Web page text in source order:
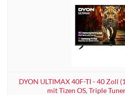
DYON ULTIMAX 40F-TI - 40 Zoll
mit Tizen OS, Triple